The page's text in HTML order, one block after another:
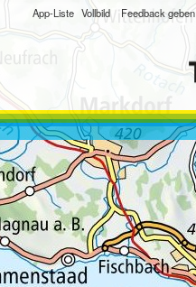
App-Liste Vollbild Feedback geben